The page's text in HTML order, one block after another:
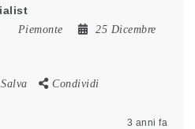
Piemonte
25 Dicembre
Salva Condividi
3 anni fa